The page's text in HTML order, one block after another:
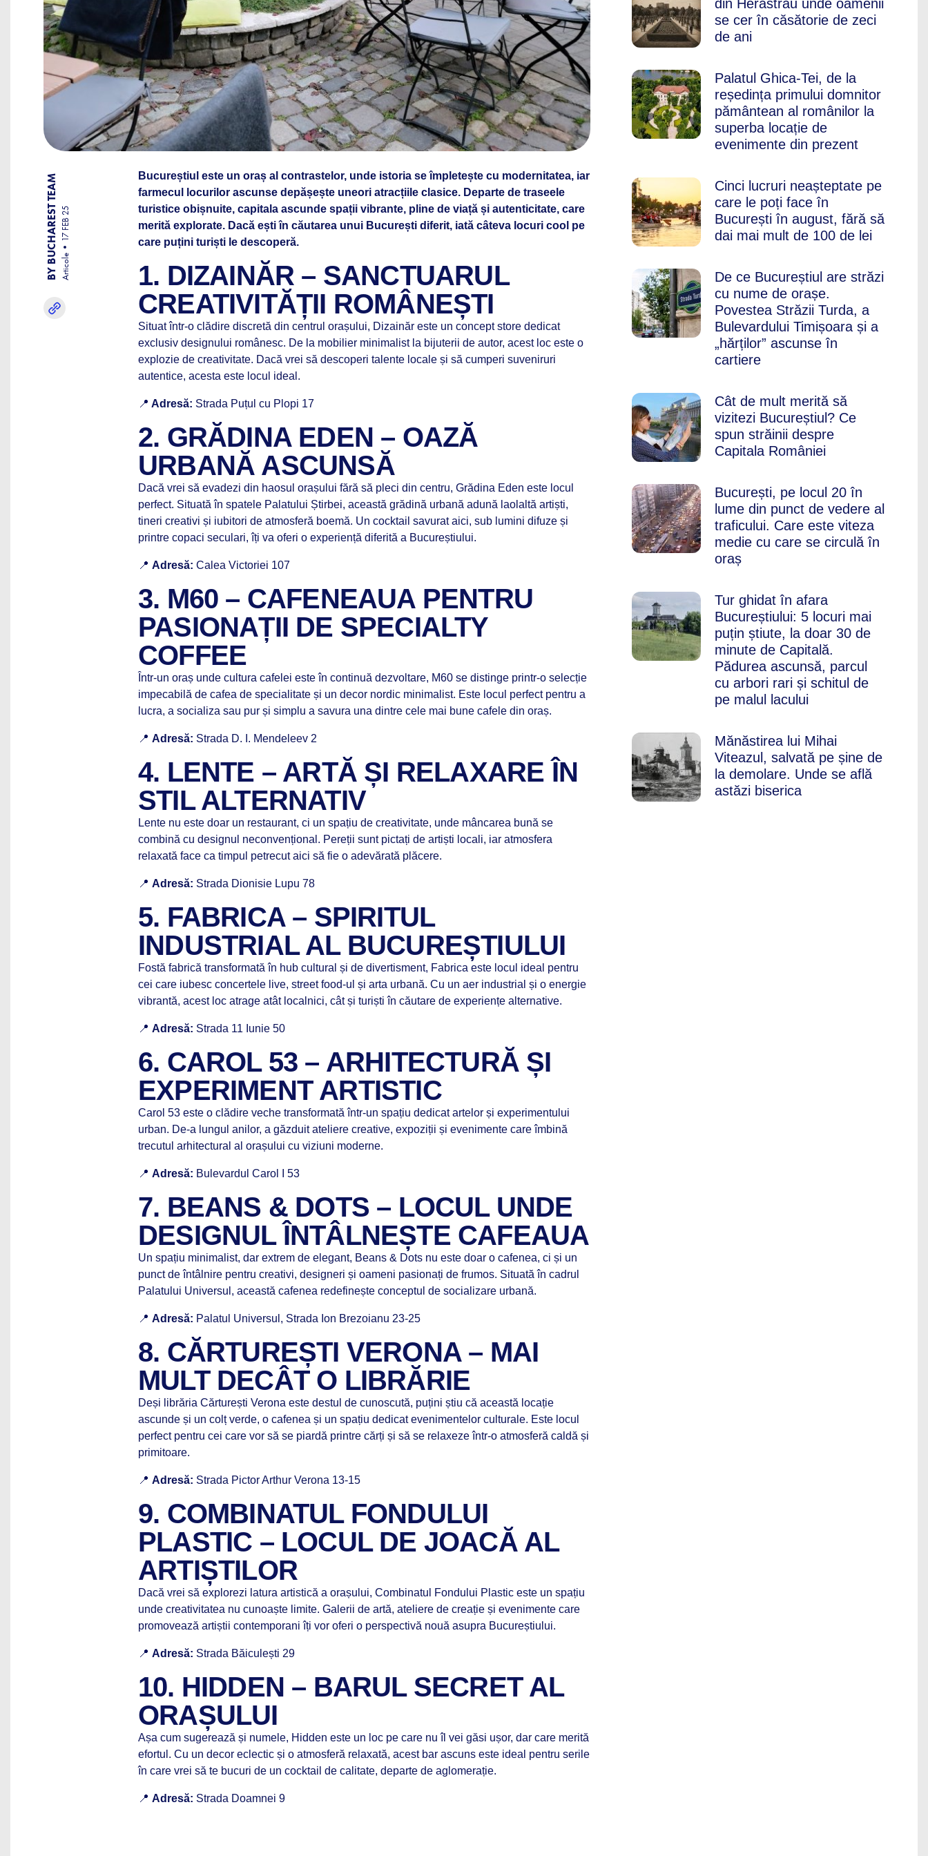
BY BUCHAREST TEAM Articole
17 FEB 25
Bucureștiul este un oraș al contrastelor, unde istoria se împletește cu modernitatea, iar
farmecul locurilor ascunse depășește uneori atracțiile clasice. Departe de traseele
turistice obișnuite, capitala ascunde spații vibrante, pline de viață și autenticitate, care
merită explorate. Dacă ești în căutarea unui București diferit, iată câteva locuri cool pe
care puțini turiști le descoperă.
1. DIZAINĂR – SANCTUARUL
CREATIVITĂȚII ROMÂNEȘTI
Situat într-o clădire discretă din centrul orașului, Dizainăr este un concept store dedicat
exclusiv designului românesc. De la mobilier minimalist la bijuterii de autor, acest loc este o
explozie de creativitate. Dacă vrei să descoperi talente locale și să cumperi suveniruri
autentice, acesta este locul ideal.
📍 Adresă: Strada Puțul cu Plopi 17
2. GRĂDINA EDEN – OAZĂ
URBANĂ ASCUNSĂ
Dacă vrei să evadezi din haosul orașului fără să pleci din centru, Grădina Eden este locul
perfect. Situată în spatele Palatului Știrbei, această grădină urbană adună laolaltă artiști,
tineri creativi și iubitori de atmosferă boemă. Un cocktail savurat aici, sub lumini difuze și
printre copaci seculari, îți va oferi o experiență diferită a Bucureștiului.
📍 Adresă: Calea Victoriei 107
3. M60 – CAFENEAUA PENTRU
PASIONAȚII DE SPECIALTY
COFFEE
Într-un oraș unde cultura cafelei este în continuă dezvoltare, M60 se distinge printr-o selecție
impecabilă de cafea de specialitate și un decor nordic minimalist. Este locul perfect pentru a
lucra, a socializa sau pur și simplu a savura una dintre cele mai bune cafele din oraș.
📍 Adresă: Strada D. I. Mendeleev 2
4. LENTE – ARTĂ ȘI RELAXARE ÎN
STIL ALTERNATIV
Lente nu este doar un restaurant, ci un spațiu de creativitate, unde mâncarea bună se
combină cu designul neconvențional. Pereții sunt pictați de artiști locali, iar atmosfera
relaxată face ca timpul petrecut aici să fie o adevărată plăcere.
📍 Adresă: Strada Dionisie Lupu 78
5. FABRICA – SPIRITUL
INDUSTRIAL AL BUCUREȘTIULUI
Fostă fabrică transformată în hub cultural și de divertisment, Fabrica este locul ideal pentru
cei care iubesc concertele live, street food-ul și arta urbană. Cu un aer industrial și o energie
vibrantă, acest loc atrage atât localnici, cât și turiști în căutare de experiențe alternative.
📍 Adresă: Strada 11 Iunie 50
6. CAROL 53 – ARHITECTURĂ ȘI
EXPERIMENT ARTISTIC
Carol 53 este o clădire veche transformată într-un spațiu dedicat artelor și experimentului
urban. De-a lungul anilor, a găzduit ateliere creative, expoziții și evenimente care îmbină
trecutul arhitectural al orașului cu viziuni moderne.
📍 Adresă: Bulevardul Carol I 53
7. BEANS & DOTS – LOCUL UNDE
DESIGNUL ÎNTÂLNEȘTE CAFEAUA
Un spațiu minimalist, dar extrem de elegant, Beans & Dots nu este doar o cafenea, ci și un
punct de întâlnire pentru creativi, designeri și oameni pasionați de frumos. Situată în cadrul
Palatului Universul, această cafenea redefinește conceptul de socializare urbană.
📍 Adresă: Palatul Universul, Strada Ion Brezoianu 23-25
8. CĂRTUREȘTI VERONA – MAI
MULT DECÂT O LIBRĂRIE
Deși librăria Cărturești Verona este destul de cunoscută, puțini știu că această locație
ascunde și un colț verde, o cafenea și un spațiu dedicat evenimentelor culturale. Este locul
perfect pentru cei care vor să se piardă printre cărți și să se relaxeze într-o atmosferă caldă și
primitoare.
📍 Adresă: Strada Pictor Arthur Verona 13-15
9. COMBINATUL FONDULUI
PLASTIC – LOCUL DE JOACĂ AL
ARTIȘTILOR
Dacă vrei să explorezi latura artistică a orașului, Combinatul Fondului Plastic este un spațiu
unde creativitatea nu cunoaște limite. Galerii de artă, ateliere de creație și evenimente care
promovează artiștii contemporani îți vor oferi o perspectivă nouă asupra Bucureștiului.
📍 Adresă: Strada Băiculești 29
10. HIDDEN – BARUL SECRET AL
ORAȘULUI
Așa cum sugerează și numele, Hidden este un loc pe care nu îl vei găsi ușor, dar care merită
efortul. Cu un decor eclectic și o atmosferă relaxată, acest bar ascuns este ideal pentru serile
în care vrei să te bucuri de un cocktail de calitate, departe de aglomerație.
📍 Adresă: Strada Doamnei 9
din Herăstrău unde oamenii
se cer în căsătorie de zeci
de ani
Palatul Ghica-Tei, de la
reședința primului domnitor
pământean al românilor la
superba locație de
evenimente din prezent
Cinci lucruri neașteptate pe
care le poți face în
București în august, fără să
dai mai mult de 100 de lei
De ce Bucureștiul are străzi
cu nume de orașe.
Povestea Străzii Turda, a
Bulevardului Timișoara și a
„hărților” ascunse în
cartiere
Cât de mult merită să
vizitezi Bucureștiul? Ce
spun străinii despre
Capitala României
București, pe locul 20 în
lume din punct de vedere al
traficului. Care este viteza
medie cu care se circulă în
oraș
Tur ghidat în afara
Bucureștiului: 5 locuri mai
puțin știute, la doar 30 de
minute de Capitală.
Pădurea ascunsă, parcul
cu arbori rari și schitul de
pe malul lacului
Mănăstirea lui Mihai
Viteazul, salvată pe șine de
la demolare. Unde se află
astăzi biserica